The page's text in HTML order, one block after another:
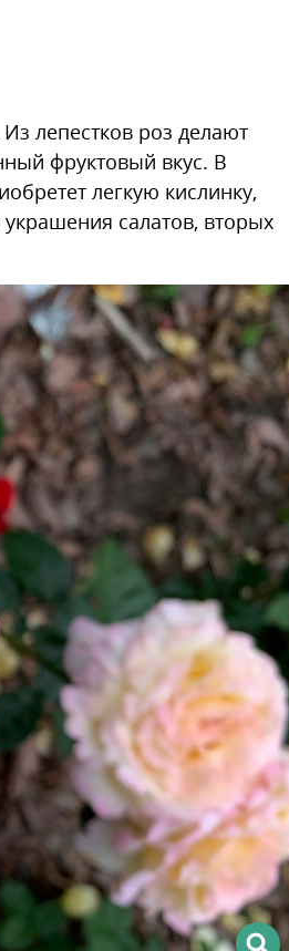
лепестков роз делают
фруктовый вкус. В
легкую кислинку,
салатов, вторых